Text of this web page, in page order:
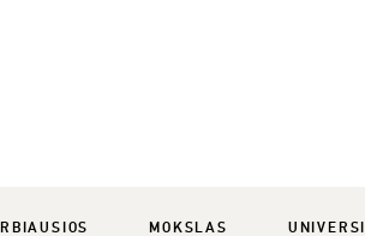
MOKSLAS